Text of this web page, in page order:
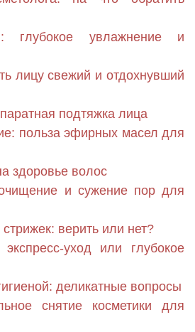
глубокое увлажнение и
лицу свежий и отдохнувший
подтяжка лица
польза эфирных масел для
здоровье волос
и сужение пор для
верить или нет?
уход или глубокое
деликатные вопросы
снятие косметики для